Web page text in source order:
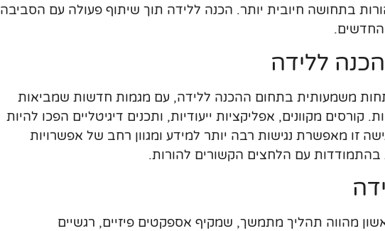
בתחושה חיובית יותר. הכנה ללידה תוך שיתוף פעולה עם הסביבה
החדשים.
ללידה
משמעותית בתחום ההכנה ללידה, עם מגמות חדשות שמביאות
קורסים מקוונים, אפליקציות ייעודיות, ותכנים דיגיטליים הפכו להיות
זו מאפשרת נגישות רבה יותר למידע ומגוון רחב של אפשרויות
עם הלחצים הקשורים להורות.
מהווה תהליך מתמשך, שמקיף אספקטים פיזיים, רגשיים